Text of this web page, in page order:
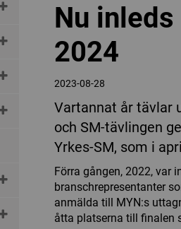
Nu
2024
2023-08-28
Vartannat år tävlar
och SM-tävlingen
Yrkes-SM, som i
Förra gången, 2022, var
branschrepresentanter
anmälda till MYN:s
åtta platserna till finalen